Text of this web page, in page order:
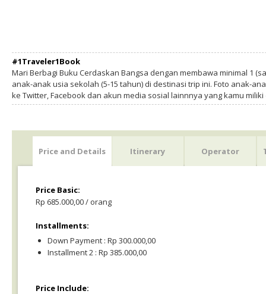
#1Traveler1Book
Mari Berbagi Buku Cerdaskan Bangsa dengan membawa minimal 1
anak-anak usia sekolah (5-15 tahun) di destinasi trip ini. Foto anak-
ke Twitter, Facebook dan akun media sosial lainnnya yang kamu
Price and Details Itinerary Operator
Price Basic:
Rp 685.000,00 / orang
Installments:
Down Payment : Rp 300.000,00
Installment 2 : Rp 385.000,00
Price Include: